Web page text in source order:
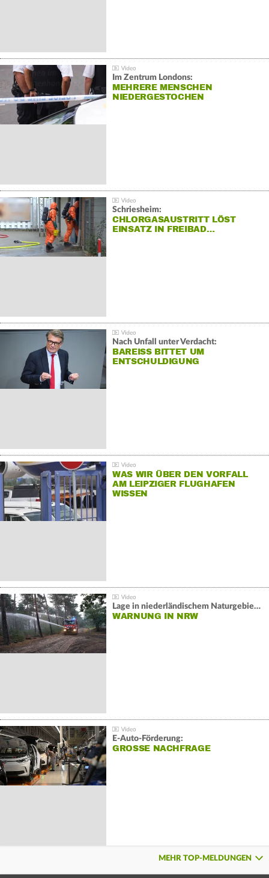
Im Zentrum Londons:
MEHRERE MENSCHEN
NIEDERGESTOCHEN
Schriesheim:
CHLORGASAUSTRITT LÖST
EINSATZ IN FREIBAD…
Nach Unfall unter Verdacht:
BAREISS BITTET UM E
NTSCHULDIGUNG
WAS WIR ÜBER DEN VORFALL
AM LEIPZIGER FLUGHAFEN
WISSEN
Lage in niederländischem Naturgebiet stabil
WARNUNG IN NRW
E-Auto-Förderung:
GROSSE NACHFRAGE
MEHR TOP-MELDUNGEN